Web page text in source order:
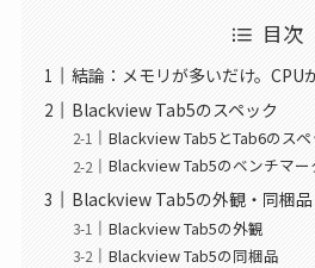
目次
結論：メモリが多いだけ。CPU
Blackview Tab5のスペック
Blackview Tab5とTab6のス
Blackview Tab5のベンチマー
Blackview Tab5の外観・同梱品
Blackview Tab5の外観
Blackview Tab5の同梱品